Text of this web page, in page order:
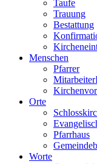
Taufe
Trauung
Bestattung
Menschen
Pfarrer
Orte
Pfarrhaus
Worte